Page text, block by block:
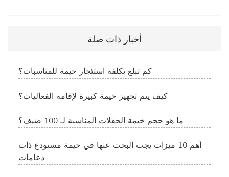
أخبار ذات صلة
كم تبلغ تكلفة استئجار خيمة للمناسبات؟
كيف يتم تجهيز خيمة كبيرة لإقامة الفعاليات؟
ما هو حجم خيمة الحفلات المناسبة لـ 100 ضيف؟
أهم 10 ميزات يجب البحث عنها في خيمة مستودع ذات
دعامات